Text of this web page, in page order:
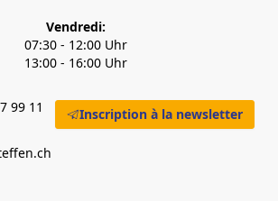
Vendredi:
07:30 - 12:00 Uhr
13:00 - 16:00 Uhr
99 11 Inscription à la newsletter